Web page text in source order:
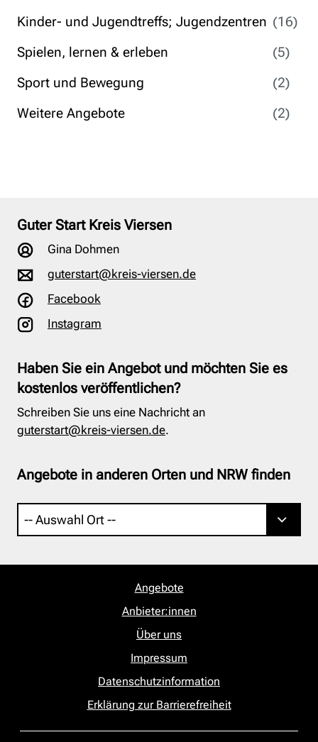
Kinder- und Jugendtreffs; Jugendzentren (16)
Spielen, lernen & erleben
(5)
Sport und Bewegung
(2)
Weitere Angebote
(2)
Guter Start Kreis Viersen
Gina Dohmen
guterstart@kreis-viersen.de
Facebook
Instagram
Haben Sie ein Angebot und möchten Sie es
kostenlos veröffentlichen?
Schreiben Sie uns eine Nachricht an
guterstart@kreis-viersen.de.
Angebote in anderen Orten und NRW finden
Angebote
Anbieter:innen
Über uns
Impressum
Datenschutzinformation
Erklärung zur Barrierefreiheit